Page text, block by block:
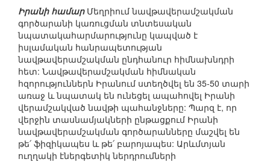
Իրանի համարՄեղրիում նավթավերամշակման
գործարանի կառուցման տնտեսական
նպատակահարմարությունը կապված է
իսլամական հանրապետության
նավթավերամշակման ընդհանուր հիմնախնդրի
հետ: Նավթավերամշակման հիմնական
հզորություններն Իրանում ստեղծվել են 35-50 տարի
առաջ և նպատակ են ունեցել ապահովել Իրանի
վերամշակված նավթի պահանջները: Պարզ է, որ
վերջին տասնամյակների ընթացքում Իրանի
նավթավերամշակման գործարանները մաշվել են
թե՛ ֆիզիկապես և թե՛ բարոյապես: Արևմտյան
ուղղակի էներգետիկ ներդրումների